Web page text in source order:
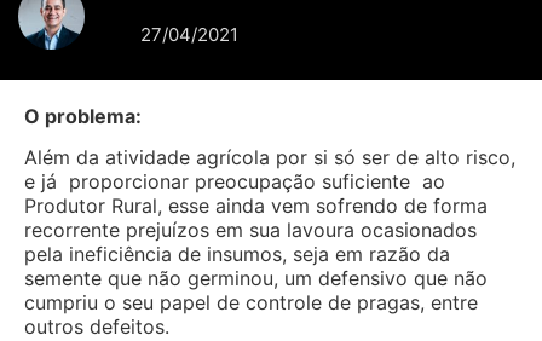
27/04/2021
O problema:
Além da atividade agrícola por si só ser de alto risco,
e já proporcionar preocupação suficiente ao
Produtor Rural, esse ainda vem sofrendo de forma
recorrente prejuízos em sua lavoura ocasionados
pela ineficiência de insumos, seja em razão da
semente que não germinou, um defensivo que não
cumpriu o seu papel de controle de pragas, entre
outros defeitos.